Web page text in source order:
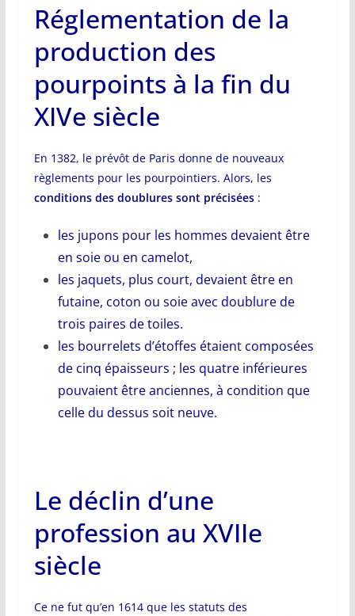
Réglementation de la
production des
pourpoints à la fin du
XIVe siècle
En 1382, le prévôt de Paris donne de nouveaux
règlements pour les pourpointiers. Alors, les
conditions des doublures sont précisées:
les jupons pour les hommes devaient être
en soie ou en camelot,
les jaquets, plus court, devaient être en
futaine, coton ou soie avec doublure de
trois paires de toiles.
les bourrelets d’étoffes étaient composées
de cinq épaisseurs ; les quatre inférieures
pouvaient être anciennes, à condition que
celle du dessus soit neuve.
Le déclin d’une
profession au XVIIe
siècle
Ce ne fut qu’en 1614 que les statuts des